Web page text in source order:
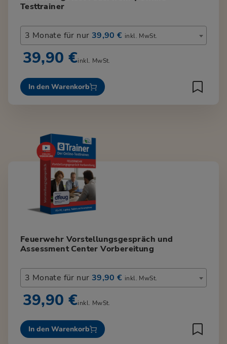
Testtrainer
3 Monate für nur 39,90 € inkl. MwSt.
39,90 €inkl. MwSt.
In den Warenkorb
Feuerwehr Vorstellungsgespräch und
Assessment Center Vorbereitung
3 Monate für nur 39,90 € inkl. MwSt.
39,90 €inkl. MwSt.
In den Warenkorb